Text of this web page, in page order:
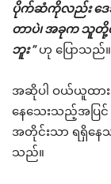
ပိုက်ဆံကိုလည်း ဒေသ
တာပဲ၊ အခုက သူတို့
ဘူး ”ဟု ပြောသည်။
အဆိုပါ ဝယ်ယူထား
နေသေးသည့်အပြင်
အတိုင်းသာ ရရှိနေ
သည်။